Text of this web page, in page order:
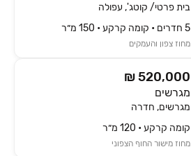
בית פרטי/ קוטג', עפולה
5 חדרים • קומה ‎קרקע‏ • 150 מ״ר
מחוז צפון והעמקים
₪ 520,000
מגרשים
מגרשים, חדרה
קומה ‎קרקע‏ • 120 מ״ר
מחוז מישור החוף הצפוני